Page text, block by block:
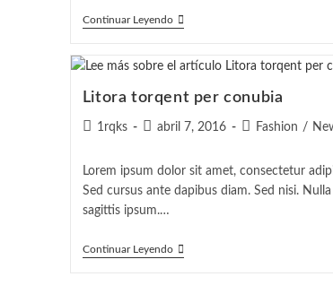
Continuar LeyendoDuis
Prasent
Litora torqent per conubia
Autor
la
entrada:
1rqks
Publicación
entrada:
abril 7, 2016
Categoría
entrada:
Fashion /
Lorem ipsum dolor sit amet, consectetur
Sed cursus ante dapibus diam. Sed nisi.
sagittis ipsum.…
Continuar LeyendoLitora